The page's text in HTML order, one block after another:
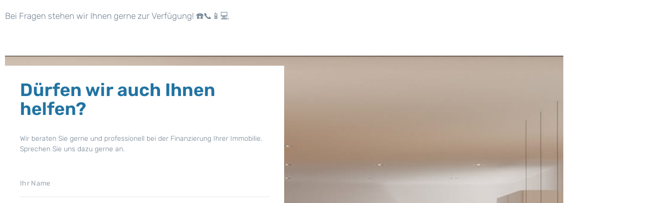
Bei Fragen stehen wir Ihnen gerne zur Verfügung! ☎️📞📱💻
Dürfen wir auch Ihnen
helfen?
Wir beraten Sie gerne und professionell bei der Finanzierung Ihrer Immobilie.
Sprechen Sie uns dazu gerne an.